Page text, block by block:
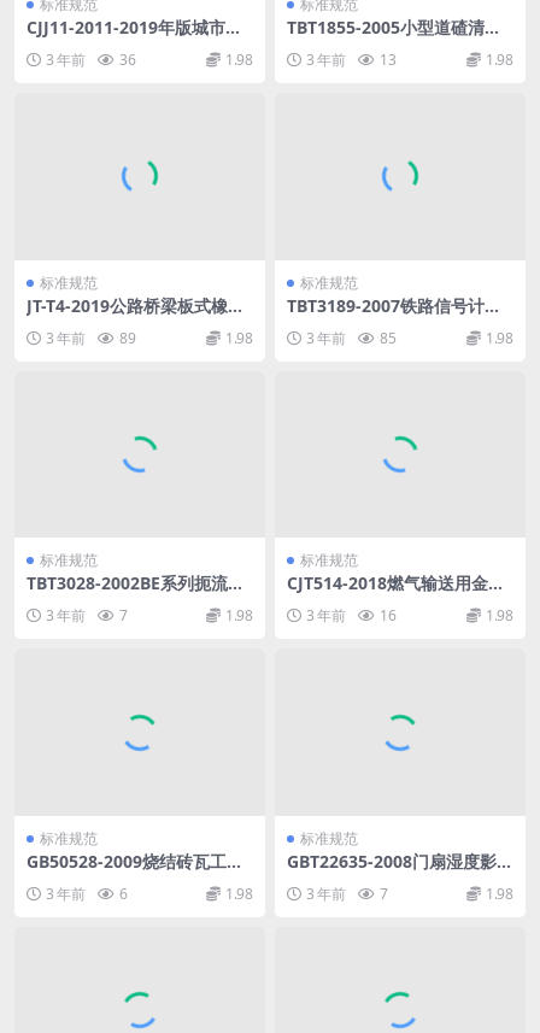
标准规范
CJJ11-2011-2019年版城市桥
3 年前 36 1.98
标准规范
TBT1855-2005小型道碴清筛
3 年前 13 1.98
标准规范
JT-T4-2019公路桥梁板式橡胶
3 年前 89 1.98
标准规范
TBT3189-2007铁路信号计轴
3 年前 85 1.98
标准规范
TBT3028-2002BE系列扼流变
3 年前 7 1.98
标准规范
CJT514-2018燃气输送用金属
3 年前 16 1.98
标准规范
GB50528-2009烧结砖瓦工厂
3 年前 6 1.98
标准规范
GBT22635-2008门扇湿度影响
3 年前 7 1.98